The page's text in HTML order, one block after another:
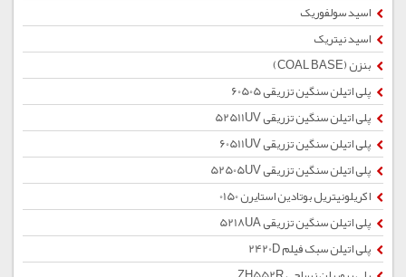
اسید سولفوریک
اسید نیتریک
بنزن (COAL BASE)
پلی اتیلن سنگین تزریقی 60505
پلی اتیلن سنگین تزریقی 52511UV
پلی اتیلن سنگین تزریقی 60511UV
پلی اتیلن سنگین تزریقی 52505UV
اکریلونیتریل بوتادین استایرن 0150
پلی اتیلن سنگین تزریقی 5218UA
پلی اتیلن سبک فیلم 2420D